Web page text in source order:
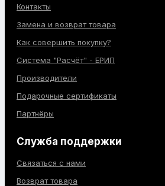
Контакты
Замена и возврат товара
Как совершить покупку?
Система "Расчёт" - ЕРИП
Производители
Подарочные сертификаты
Партнёры
Служба поддержки
Связаться с нами
Возврат товара